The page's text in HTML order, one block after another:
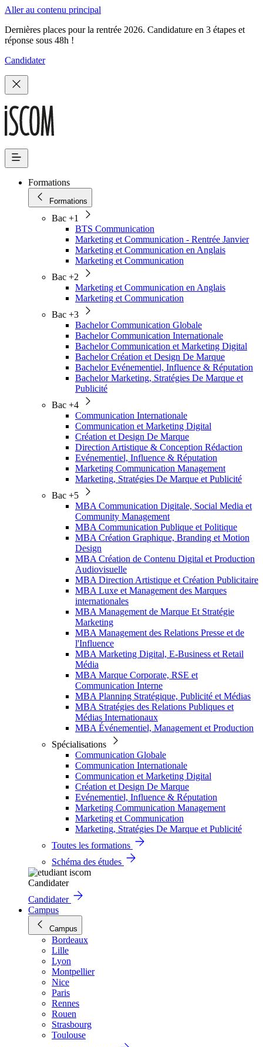
Aller au contenu principal
Dernières places pour la rentrée 2026. Candidature en 3 étapes et
réponse sous 48h !
Candidater
Formations
Formations
Bac +1
BTS Communication
Marketing et Communication - Rentrée Janvier
Marketing et Communication en Anglais
Marketing et Communication
Bac +2
Marketing et Communication en Anglais
Marketing et Communication
Bac +3
Bachelor Communication Globale
Bachelor Communication Internationale
Bachelor Communication et Marketing Digital
Bachelor Création et Design De Marque
Bachelor Evénementiel, Influence & Réputation
Bachelor Marketing, Stratégies De Marque et
Publicité
Bac +4
Communication Internationale
Communication et Marketing Digital
Création et Design De Marque
Direction Artistique & Conception Rédaction
Evénementiel, Influence & Réputation
Marketing Communication Management
Marketing, Stratégies De Marque et Publicité
Bac +5
MBA Communication Digitale, Social Media et
Community Management
MBA Communication Publique et Politique
MBA Création Graphique, Branding et Motion
Design
MBA Création de Contenu Digital et Production
Audiovisuelle
MBA Direction Artistique et Création Publicitaire
MBA Luxe et Management des Marques
internationales
MBA Management de Marque Et Stratégie
Marketing
MBA Management des Relations Presse et de
l'Influence
MBA Marketing Digital, E-Business et Retail
Média
MBA Marque Corporate, RSE et
Communication Interne
MBA Planning Stratégique, Publicité et Médias
MBA Stratégies des Relations Publiques et
Médias Internationaux
MBA Événementiel, Management et Production
Spécialisations
Communication Globale
Communication Internationale
Communication et Marketing Digital
Création et Design De Marque
Evénementiel, Influence & Réputation
Marketing Communication Management
Marketing et Communication
Marketing, Stratégies De Marque et Publicité
Toutes les formations
Schéma des études
Candidater
Candidater
Campus
Campus
Bordeaux
Lille
Lyon
Montpellier
Nice
Paris
Rennes
Rouen
Strasbourg
Toulouse